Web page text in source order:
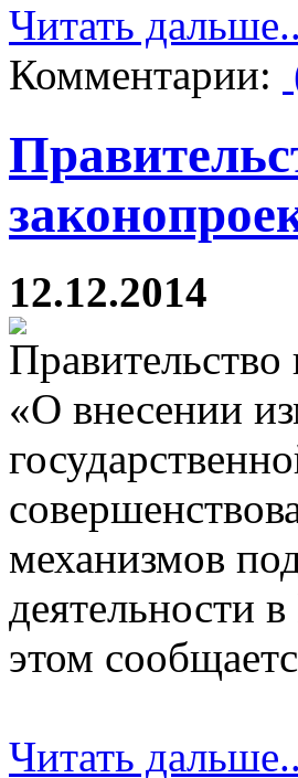
Читать
Комментарии:
12.12.2014
Правительство
«О внесении
механизмов
деятельности
этом
Читать